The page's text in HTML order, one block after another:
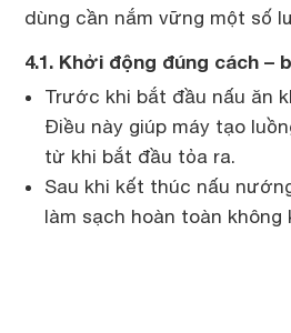
dùng cần nắm vững một số
4.1. Khởi động đúng cách –
Trước khi bắt đầu nấu ăn
Điều này giúp máy tạo
từ khi bắt đầu tỏa ra.
Sau khi kết thúc nấu
làm sạch hoàn toàn không